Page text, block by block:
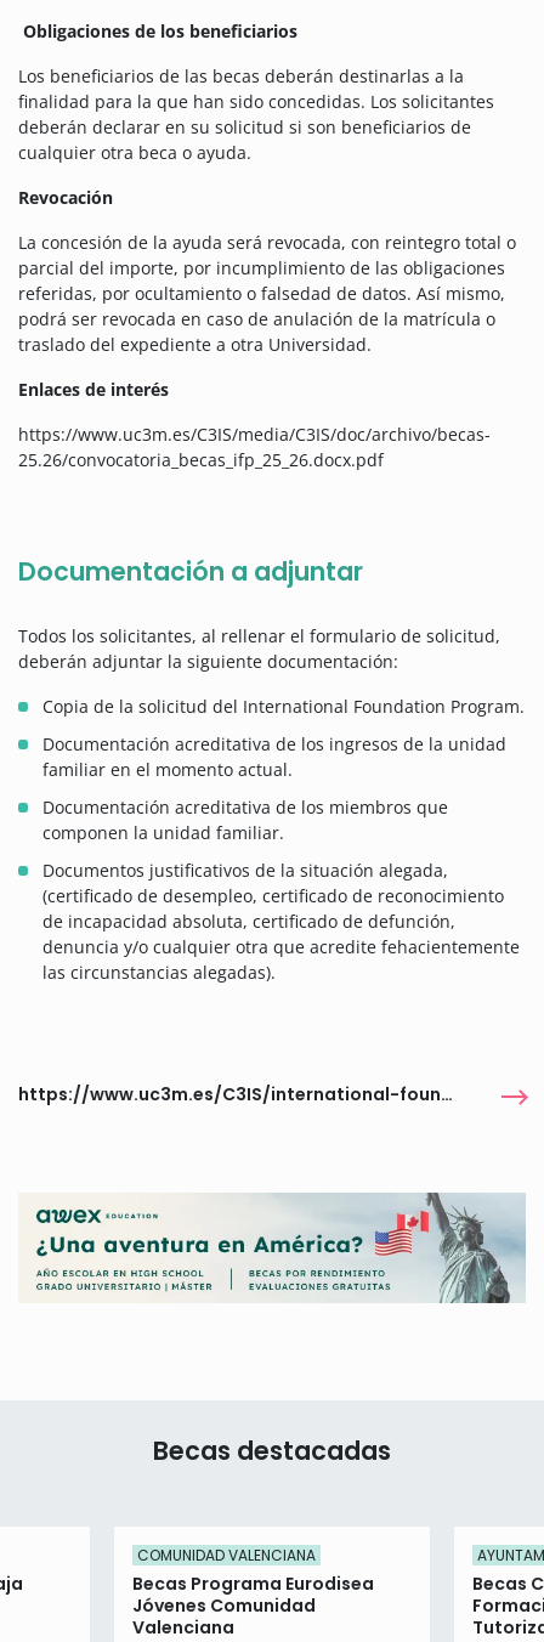
Obligaciones de los beneficiarios
Los beneficiarios de las becas deberán destinarlas a la
finalidad para la que han sido concedidas. Los solicitantes
deberán declarar en su solicitud si son beneficiarios de
cualquier otra beca o ayuda.
Revocación
La concesión de la ayuda será revocada, con reintegro total o
parcial del importe, por incumplimiento de las obligaciones
referidas, por ocultamiento o falsedad de datos. Así mismo,
podrá ser revocada en caso de anulación de la matrícula o
traslado del expediente a otra Universidad.
Enlaces de interés
https://www.uc3m.es/C3IS/media/C3IS/doc/archivo/becas-
25.26/convocatoria_becas_ifp_25_26.docx.pdf
Documentación a adjuntar
Todos los solicitantes, al rellenar el formulario de solicitud,
deberán adjuntar la siguiente documentación:
Copia de la solicitud del International Foundation Program.
Documentación acreditativa de los ingresos de la unidad
familiar en el momento actual.
Documentación acreditativa de los miembros que
componen la unidad familiar.
Documentos justificativos de la situación alegada,
(certificado de desempleo, certificado de reconocimiento
de incapacidad absoluta, certificado de defunción,
denuncia y/o cualquier otra que acredite fehacientemente
las circunstancias alegadas).
https://www.uc3m.es/C3IS/international-foundation-program
Becas destacadas
COMUNIDAD VALENCIANA
Becas Programa Eurodisea
Jóvenes Comunidad
Valenciana
Becas